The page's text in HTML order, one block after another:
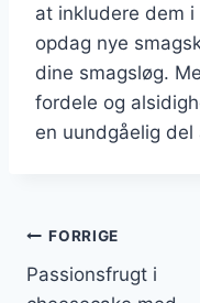
at inkludere dem
opdag nye
dine smagsløg.
fordele og
en uundgåelig
FORRIGE
Passionsfrugt i